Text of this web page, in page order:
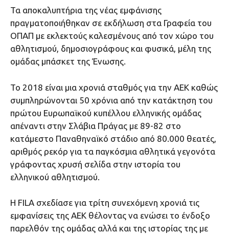
Τα αποκαλυπτήρια της νέας εμφάνισης
πραγματοποιήθηκαν σε εκδήλωση στα Γραφεία του
ΟΠΑΠ με εκλεκτούς καλεσμένους από τον χώρο του
αθλητισμού, δημοσιογράφους και φυσικά, μέλη της
ομάδας μπάσκετ της Ένωσης.
Το 2018 είναι μια χρονιά σταθμός για την ΑΕΚ καθώς
συμπληρώνονται 50 χρόνια από την κατάκτηση του
πρώτου Ευρωπαϊκού κυπέλλου ελληνικής ομάδας
απέναντι στην Σλάβια Πράγας με 89-82 στο
κατάμεστο Παναθηναϊκό στάδιο από 80.000 θεατές,
αριθμός ρεκόρ για τα παγκόσμια αθλητικά γεγονότα
γράφοντας χρυσή σελίδα στην ιστορία του
ελληνικού αθλητισμού.
Η FILA σχεδίασε για τρίτη συνεχόμενη χρονιά τις
εμφανίσεις της ΑΕΚ θέλοντας να ενώσει το ένδοξο
παρελθόν της ομάδας αλλά και της ιστορίας της με